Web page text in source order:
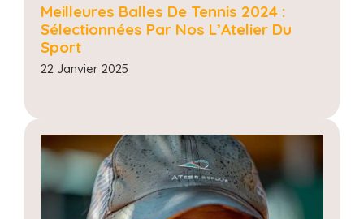
Meilleures Balles De Tennis 2024 :
Sélectionnées Par Nos L’Atelier Du
Sport
22 Janvier 2025